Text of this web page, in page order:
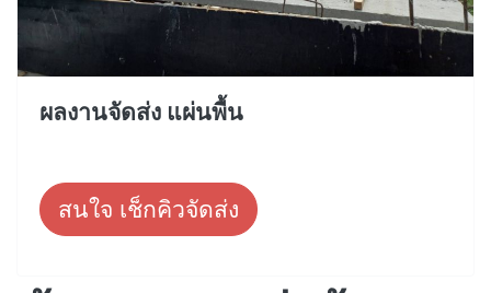
ผลงานจัดส่ง แผ่นพื้น
สนใจ เช็กคิวจัดส่ง